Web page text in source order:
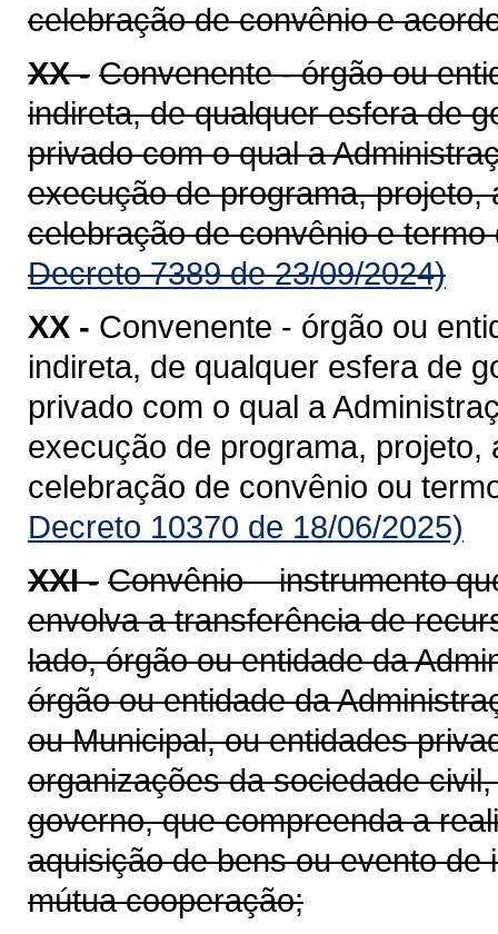
celebração de convênio e
XX - Convenente - órgão ou
indireta, de qualquer esfera de
privado com o qual a
execução de programa,
celebração de convênio e
Decreto 7389 de 23/09/2024)
XX - Convenente - órgão ou
indireta, de qualquer esfera de
privado com o qual a
execução de programa,
celebração de convênio ou
Decreto 10370 de 18/06/2025)
XXI - Convênio – instrumento
envolva a transferência de
lado, órgão ou entidade da
órgão ou entidade da
ou Municipal, ou entidades
organizações da sociedade
governo, que compreenda a
aquisição de bens ou evento
mútua cooperação;